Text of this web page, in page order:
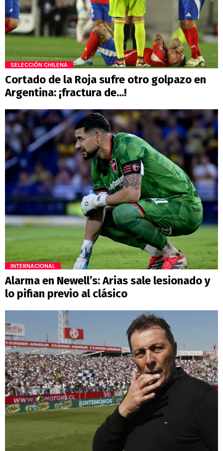
SELECCIÓN CHILENA
Cortado de la Roja sufre otro golpazo en
Argentina: ¡fractura de...!
INTERNACIONAL
Alarma en Newell’s: Arias sale lesionado y
lo pifian previo al clásico